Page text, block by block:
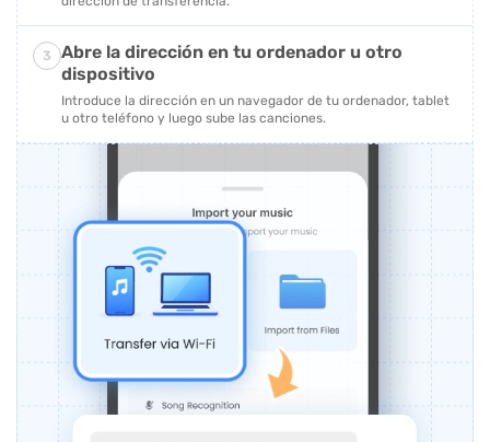
3
Abre la dirección en tu ordenador u otro
dispositivo
Introduce la dirección en un navegador de tu ordenador, tablet
u otro teléfono y luego sube las canciones.